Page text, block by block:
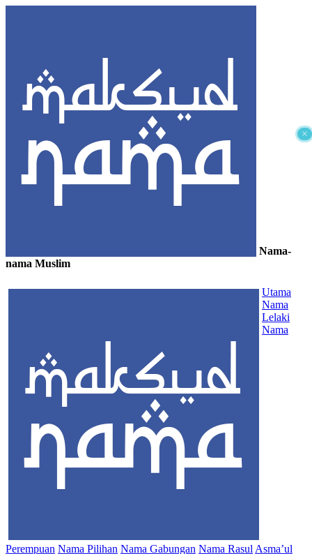
×
Nama-
nama Muslim
Utama
Nama
Lelaki
Nama
Perempuan Nama Pilihan Nama Gabungan Nama Rasul Asma’ul